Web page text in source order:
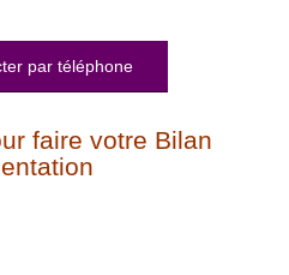
par téléphone
faire votre Bilan